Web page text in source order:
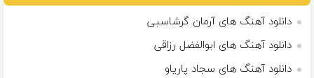
دانلود آهنگ های آرمان گرشاسبی
دانلود آهنگ های ابوالفضل رزاقی
دانلود آهنگ های سجاد پاریاو